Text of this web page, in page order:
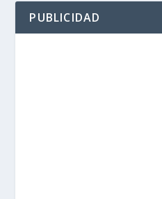
PUBLICIDAD